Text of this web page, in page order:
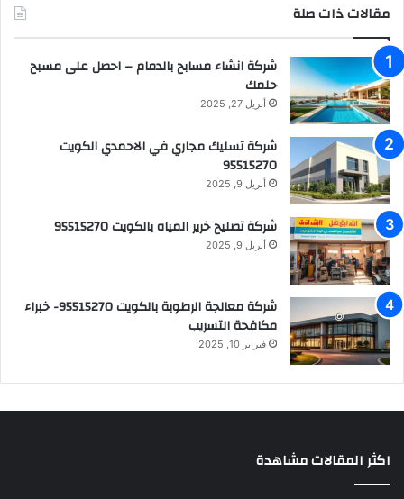
مقالات ذات صلة
شركة انشاء مسابح بالدمام – احصل على مسبح
حلمك
أبريل 27, 2025
شركة تسليك مجاري في الاحمدي الكويت
95515270
أبريل 9, 2025
شركة تصليح خرير المياه بالكويت 95515270
أبريل 9, 2025
شركة معالجة الرطوبة بالكويت 95515270- خبراء
مكافحة التسريب
فبراير 10, 2025
اكثر المقالات مشاهدة